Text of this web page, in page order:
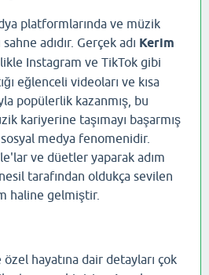
platformlarında ve müzik
adıdır. Gerçek adı Kerim
Instagram ve TikTok gibi
eğlenceli videoları ve kısa
popülerlik kazanmış, bu
kariyerine taşımayı başarmış
medya fenomenidir.
ve düetler yaparak adım
tarafından oldukça sevilen
haline gelmiştir.
hayatına dair detayları çok